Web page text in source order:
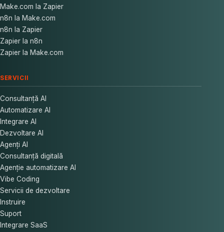
Make.com la Zapier
n8n la Make.com
n8n la Zapier
Zapier la n8n
Zapier la Make.com
SERVICII
Consultanță AI
Automatizare AI
Integrare AI
Dezvoltare AI
Agenți AI
Consultanță digitală
Agenție automatizare AI
Vibe Coding
Servicii de dezvoltare
Instruire
Suport
Integrare SaaS